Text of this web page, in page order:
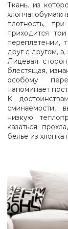
Ткань, из
плотность,
приходится
переплетении,
друг с другом,
Лицевая
блестящая,
особому
напоминает
К
сминаемости,
низкую
казаться
белье из